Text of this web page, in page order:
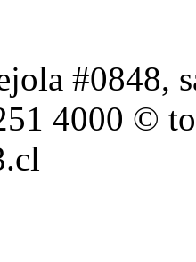
#0848,
4000 ©